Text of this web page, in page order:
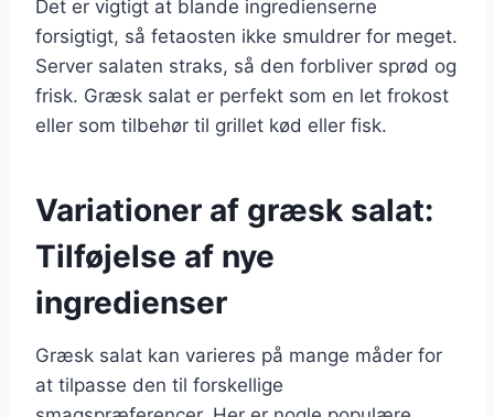
Det er vigtigt at blande ingredienserne
forsigtigt, så fetaosten ikke smuldrer for meget.
Server salaten straks, så den forbliver sprød og
frisk. Græsk salat er perfekt som en let frokost
eller som tilbehør til grillet kød eller fisk.
Variationer af græsk salat:
Tilføjelse af nye
ingredienser
Græsk salat kan varieres på mange måder for
at tilpasse den til forskellige